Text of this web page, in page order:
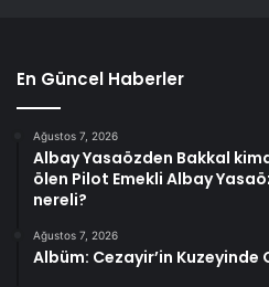
En Güncel Haberler
Ağustos 7, 2026
Albay Yasaözden Bakkal
ölen Pilot Emekli Albay
nereli?
Ağustos 7, 2026
Albüm: Cezayir’in Kuzeyinde